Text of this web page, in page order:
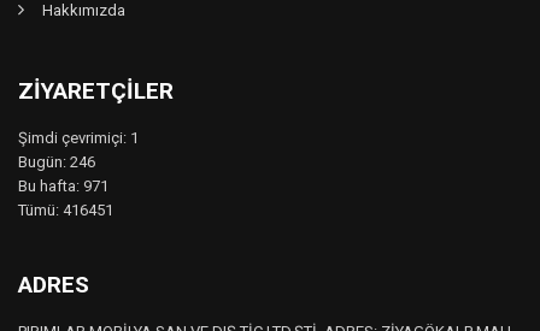
Hakkımızda
ZIYARETÇILER
Şimdi çevrimiçi: 1
Bugün: 246
Bu hafta: 971
Tümü: 416451
ADRES